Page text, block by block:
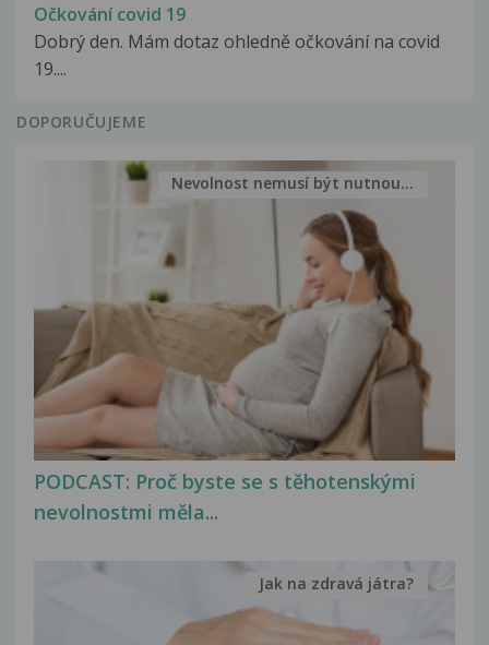
Očkování covid 19
Dobrý den. Mám dotaz ohledně očkování na covid
19....
DOPORUČUJEME
PODCAST: Proč byste se s těhotenskými
nevolnostmi měla...
Nevolnost nemusí být nutnou...
Jak na zdravá játra?